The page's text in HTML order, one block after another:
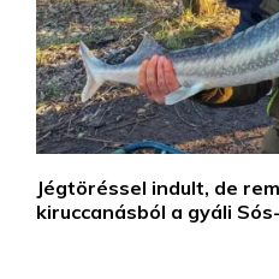
Jégtöréssel indult, de
kiruccanásból a gyáli